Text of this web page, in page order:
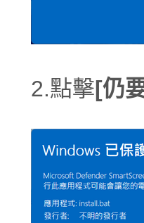
2.點擊[仍